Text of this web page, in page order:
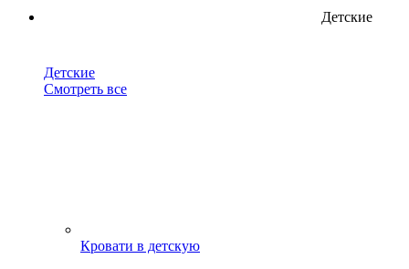
Детские
Детские
Смотреть все
Кровати в детскую